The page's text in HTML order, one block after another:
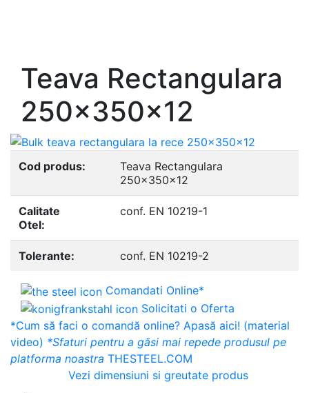
Teava Rectangulara
250x350x12
Cod produs:
Teava Rectangulara
250x350x12
Calitate
Otel:
conf. EN 10219-1
Tolerante: conf. EN 10219-2
Comandati Online*
Solicitati o Oferta
*Cum să faci o comandă online? Apasă aici! (material
video) *Sfaturi pentru a găsi mai repede produsul pe
platforma noastra THESTEEL.COM
Vezi dimensiuni si greutate produs